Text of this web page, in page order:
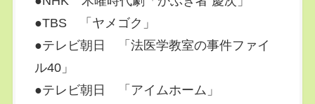
●TBS 「ヤメゴク」
●テレビ朝日 「法医学教室の事件ファイ
ル40」
●テレビ朝日 「アイムホーム」